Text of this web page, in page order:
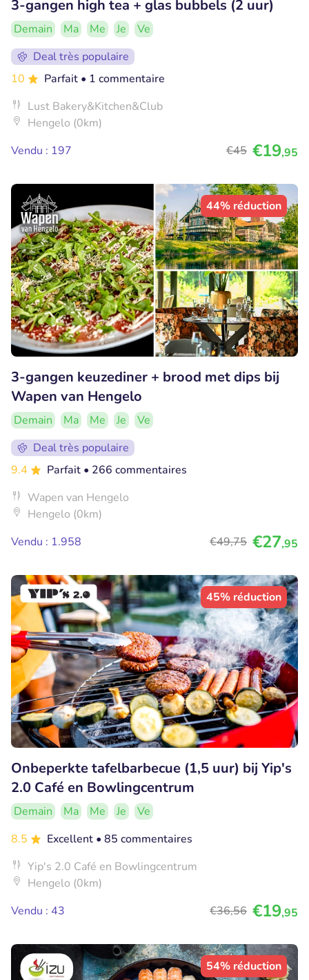
3-gangen high tea + glas bubbels (2 uur)
Demain Ma Me Je
Ve
Deal très populaire
10
Parfait • 1 commentaire
Lust Bakery&Kitchen&Club
Hengelo (0km)
Vendu : 197
€45 €19,95
44% réduction
3-gangen keuzediner + brood met dips bij
Wapen van Hengelo
Demain Ma Me Je
Ve
Deal très populaire
9.4
Parfait • 266 commentaires
Wapen van Hengelo
Hengelo (0km)
Vendu : 1.958
€49,75 €27,95
45% réduction
Onbeperkte tafelbarbecue (1,5 uur) bij Yip's
2.0 Café en Bowlingcentrum
Demain Ma Me Je
Ve
8.5
Excellent • 85 commentaires
Yip's 2.0 Café en Bowlingcentrum
Hengelo (0km)
Vendu : 43
€36,56 €19,95
54% réduction